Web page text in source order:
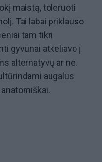
maistą, toleruoti
Tai labai priklauso
tam tikri
gyvūnai atkeliavo į
alternatyvų ar ne.
augalus